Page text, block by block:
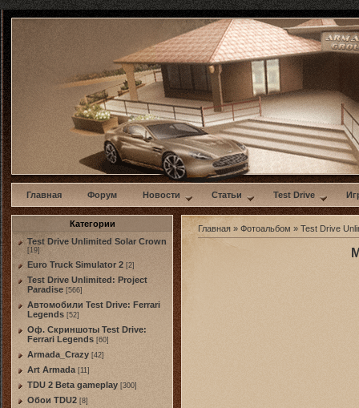
w
Главная Форум Новости Статьи Test Drive
Категории
Test Drive Unlimited Solar Crown
[19]
Euro Truck Simulator 2 [2]
Test Drive Unlimited: Project
Paradise [566]
Автомобили Test Drive: Ferrari
Legends [52]
Оф. Скриншоты Test Drive:
Ferrari Legends [60]
Armada_Crazy [42]
Art Armada [11]
TDU 2 Beta gameplay [300]
Обои TDU2 [8]
Главная » Фотоальбом » Test Drive